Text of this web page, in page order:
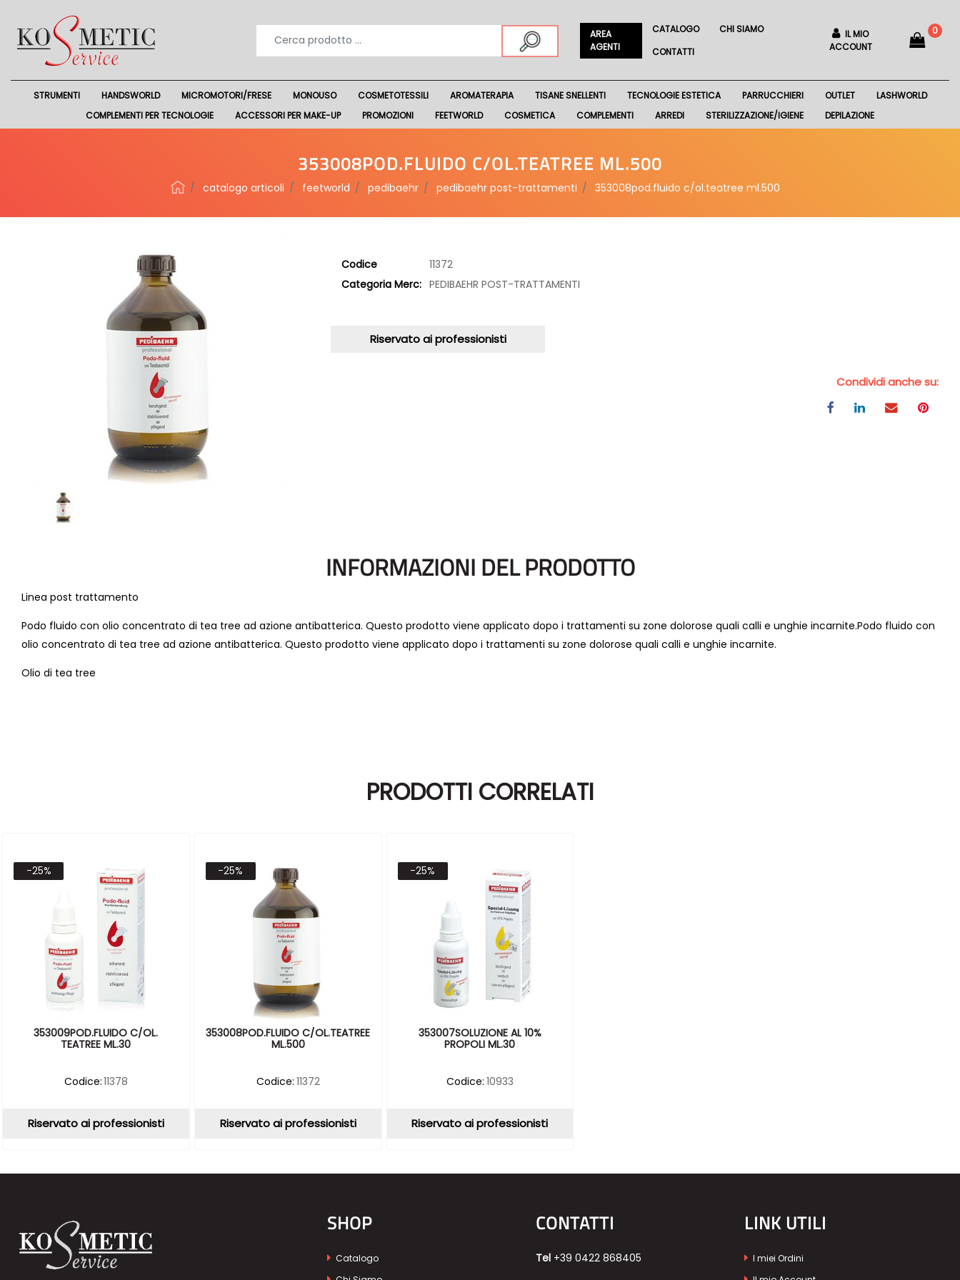
AREA
AGENTI
CATALOGO
CHI SIAMO
CONTATTI
IL MIO
ACCOUNT
0
STRUMENTI HANDSWORLD MICROMOTORI/FRESE MONOUSO COSMETOTESSILI AROMATERAPIA TISANE SNELLENTI TECNOLOGIE ESTETICA PARRUCCHIERI OUTLET
LASHWORLD
COMPLEMENTI PER TECNOLOGIE
ACCESSORI PER MAKE-UP PROMOZIONI FEETWORLD COSMETICA COMPLEMENTI ARREDI STERILIZZAZIONE/IGIENE DEPILAZIONE
353008POD.FLUIDO C/OL.TEATREE ML.500
catalogo articoli feetworld pedibaehr pedibaehr post-trattamenti 353008pod.fluido c/ol.teatree ml.500
Codice
11372
Categoria Merc: PEDIBAEHR POST-TRATTAMENTI
Riservato ai professionisti
Condividi anche su:
INFORMAZIONI DEL PRODOTTO
Linea post trattamento
Podo fluido con olio concentrato di tea tree ad azione antibatterica. Questo prodotto viene applicato dopo i trattamenti su zone dolorose quali calli e unghie incarnite.Podo fluido con
olio concentrato di tea tree ad azione antibatterica. Questo prodotto viene applicato dopo i trattamenti su zone dolorose quali calli e unghie incarnite.
Olio di tea tree
PRODOTTI CORRELATI
-25%
353009POD.FLUIDO C/OL.
TEATREE ML.30
Codice:11378
Riservato ai professionisti
-25%
353008POD.FLUIDO C/OL.TEATREE
ML.500
Codice: 11372
Riservato ai professionisti
-25%
353007SOLUZIONE AL 10%
PROPOLI ML.30
Codice: 10933
Riservato ai professionisti
SHOP
Catalogo
CONTATTI
Tel +39 0422 868405
LINK UTILI
I miei Ordini